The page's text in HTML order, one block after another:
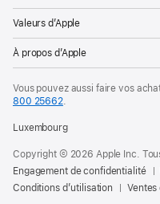
Valeurs d’Apple
À propos d’Apple
Vous pouvez aussi faire vos
800 25662.
Luxembourg
Copyright © 2026 Apple Inc.
Engagement de confidentialité
Conditions d’utilisation
Ventes